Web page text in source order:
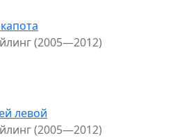
(2005—2012)
левой
(2005—2012)